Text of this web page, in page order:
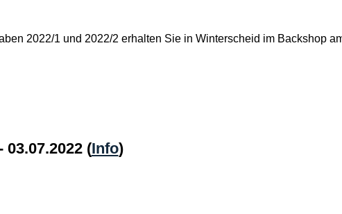
2022/1 und 2022/2 erhalten Sie in Winterscheid im Backshop
(Info)